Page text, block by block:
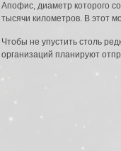
Апофис, диаметр которого
тысячи километров. В этот
Чтобы не упустить столь
организаций планируют